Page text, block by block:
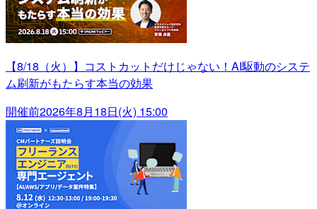
【8/18（火）】コストカットだけじゃない！AI駆動のシステ
ム刷新がもたらす本当の効果
開催前2026年8月18日(火) 15:00